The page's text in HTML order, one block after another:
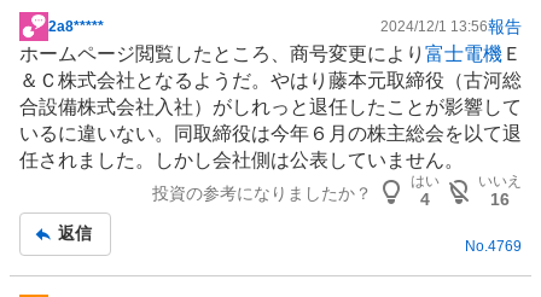
掲
示
板
記
事
2a8***** 2024/12/1 13:56報告
ホームページ閲覧したところ、商号変更により 富士電機 Ｅ
＆Ｃ株式会社となるようだ。やはり藤本元取締役（古河総
合設備株式会社入社）がしれっと退任したことが影響して
いるに違いない。同取締役は今年６月の株主総会を以て退
任されました。しかし会社側は公表していません。
投資の参考になりましたか？
はい
4
いいえ
16
返信
No. 4769